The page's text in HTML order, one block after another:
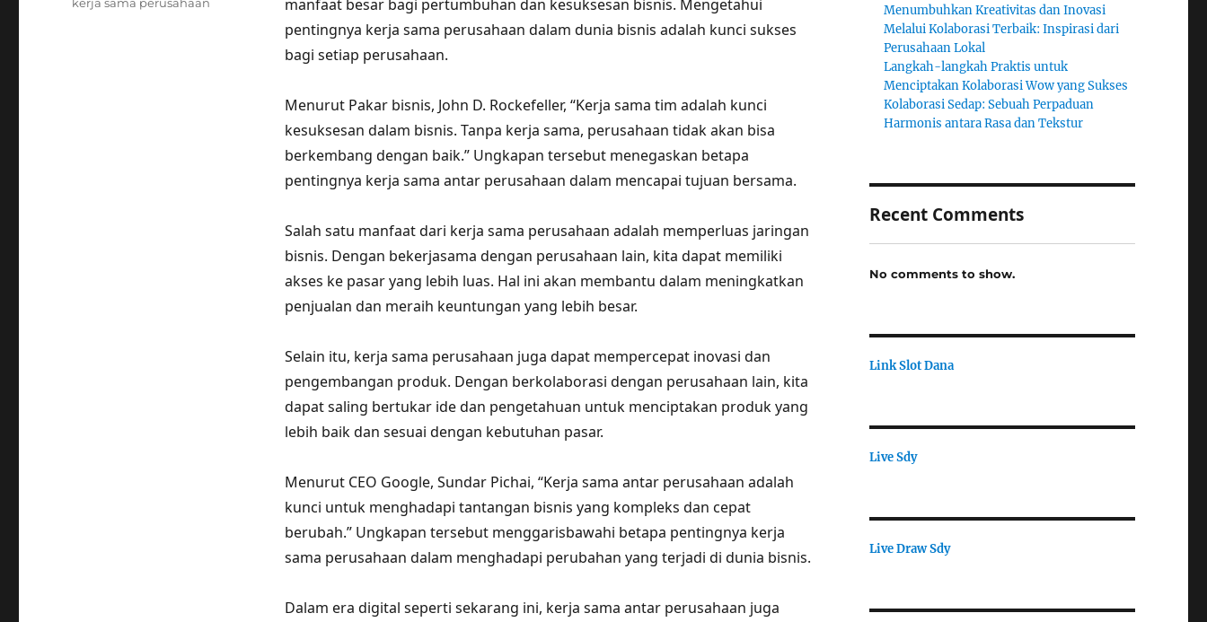
manfaat besar bagi pertumbuhan dan kesuksesan bisnis. Mengetahui
pentingnya kerja sama perusahaan dalam dunia bisnis adalah kunci sukses
bagi setiap perusahaan.
Menurut Pakar bisnis, John D. Rockefeller, “Kerja sama tim adalah kunci
kesuksesan dalam bisnis. Tanpa kerja sama, perusahaan tidak akan bisa
berkembang dengan baik.” Ungkapan tersebut menegaskan betapa
pentingnya kerja sama antar perusahaan dalam mencapai tujuan bersama.
Salah satu manfaat dari kerja sama perusahaan adalah memperluas jaringan
bisnis. Dengan bekerjasama dengan perusahaan lain, kita dapat memiliki
akses ke pasar yang lebih luas. Hal ini akan membantu dalam meningkatkan
penjualan dan meraih keuntungan yang lebih besar.
Selain itu, kerja sama perusahaan juga dapat mempercepat inovasi dan
pengembangan produk. Dengan berkolaborasi dengan perusahaan lain, kita
dapat saling bertukar ide dan pengetahuan untuk menciptakan produk yang
lebih baik dan sesuai dengan kebutuhan pasar.
Menurut CEO Google, Sundar Pichai, “Kerja sama antar perusahaan adalah
kunci untuk menghadapi tantangan bisnis yang kompleks dan cepat
berubah.” Ungkapan tersebut menggarisbawahi betapa pentingnya kerja
sama perusahaan dalam menghadapi perubahan yang terjadi di dunia bisnis.
Dalam era digital seperti sekarang ini, kerja sama antar perusahaan juga
Menumbuhkan Kreativitas dan Inovasi
Melalui Kolaborasi Terbaik: Inspirasi dari
Perusahaan Lokal
Langkah-langkah Praktis untuk
Menciptakan Kolaborasi Wow yang Sukses
Kolaborasi Sedap: Sebuah Perpaduan
Harmonis antara Rasa dan Tekstur
Recent Comments
No comments to show.
Link Slot Dana
Live Sdy
Live Draw Sdy